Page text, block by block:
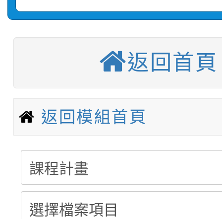
畫影片一案
劇比賽實施要點」及修
轉知：桃園市115年度
學年度第1學期第7次
結果(第11招)
【甄選結果(第3招)】
學年度第1學期第9次代
結果(第3招)
【甄選結果(第4招)】
學年度第1學期第9次
結果(第4招)
【甄選結果(第12招)】
學年度第1學期第7次代
結果(第12招)
轉知：桃園市115學年
賽及師生本土語及新住
賽實施要點
轉知：「桃園市115學
比賽實施要點」
轉知：「115年金融知
返回首頁
返回模組首頁